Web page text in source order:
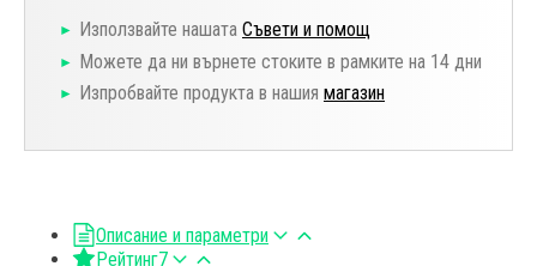
Използвайте нашата Съвети и помощ
Можете да ни върнете стоките в рамките на 14 дни
Изпробвайте продукта в нашия магазин
Описание и параметри
Рейтинг7